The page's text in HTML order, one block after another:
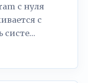
с нуля
с
систе…